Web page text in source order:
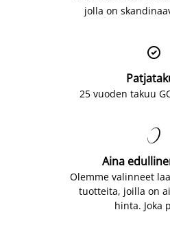
jolla on

25 vuoden takuu

Aina
Olemme valinneet
tuotteita, joilla on
hinta. Joka